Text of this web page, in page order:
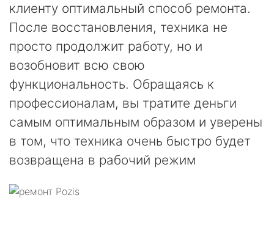
клиенту оптимальный способ ремонта.
После восстановления, техника не
просто продолжит работу, но и
возобновит всю свою
функциональность. Обращаясь к
профессионалам, вы тратите деньги
самым оптимальным образом и уверены
в том, что техника очень быстро будет
возвращена в рабочий режим